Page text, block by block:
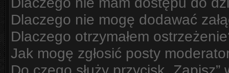
Dlaczego nie mogę dodawać
Dlaczego otrzymałem
Jak mogę zgłosić posty